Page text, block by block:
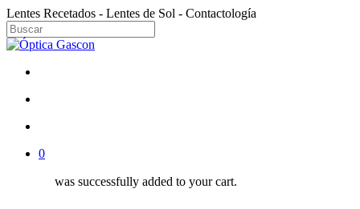
Skip
to
main
content
Lentes Recetados - Lentes de Sol - Contactología
Close
0
was successfully added to your cart.